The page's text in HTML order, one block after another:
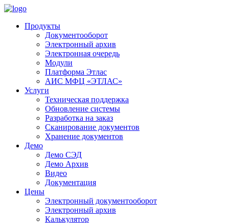
Продукты
Документооборот
Электронный архив
Электронная очередь
Модули
Платформа Этлас
АИС МФЦ «ЭТЛАС»
Услуги
Техническая поддержка
Обновление системы
Разработка на заказ
Сканирование документов
Хранение документов
Демо
Демо СЭД
Демо Архив
Видео
Документация
Цены
Электронный документооборот
Электронный архив
Калькулятор